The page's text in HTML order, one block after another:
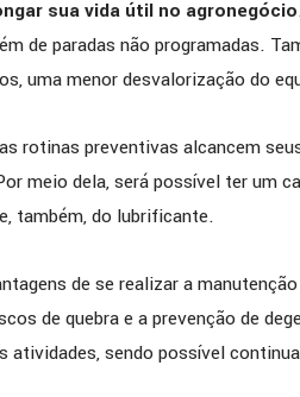
sua vida útil no agronegócio
de paradas não programadas.
uma menor desvalorização do
rotinas preventivas alcancem
meio dela, será possível ter um
também, do lubrificante.
de se realizar a
de quebra e a prevenção de
atividades, sendo possível
[ENTREVISTA]
como a parceria
apoiou em sua
eficiência